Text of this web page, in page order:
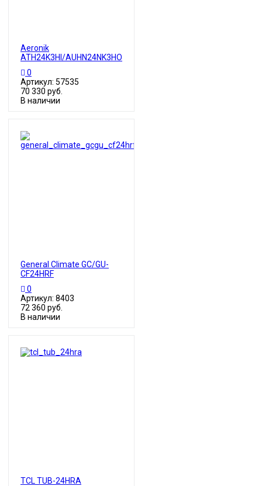
Aeronik
ATH24K3HI/AUHN24NK3HO
0
Артикул: 57535
70 330 руб.
В наличии
General Climate GC/GU-
CF24HRF
0
Артикул: 8403
72 360 руб.
В наличии
TCL TUB-24HRA